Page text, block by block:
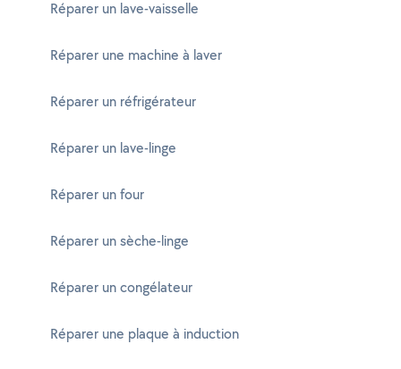
Réparer un lave-vaisselle
Réparer une machine à laver
Réparer un réfrigérateur
Réparer un lave-linge
Réparer un four
Réparer un sèche-linge
Réparer un congélateur
Réparer une plaque à induction